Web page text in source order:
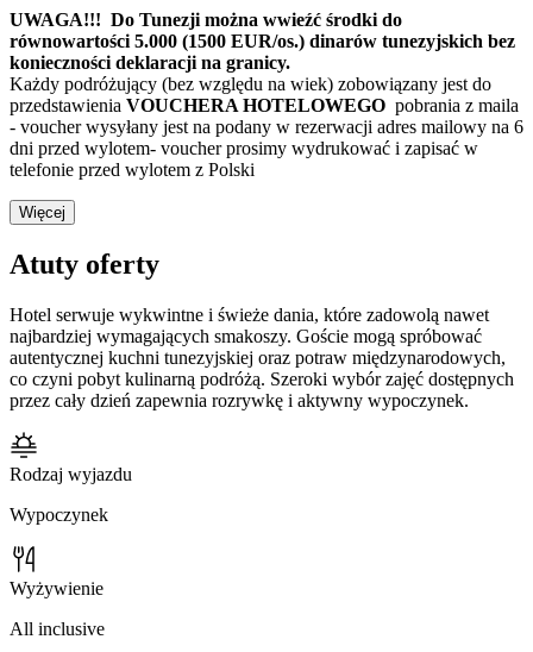
UWAGA!!! Do Tunezji można wwieźć środki do
równowartości 5.000 (1500 EUR/os.) dinarów tunezyjskich bez
konieczności deklaracji na granicy.
Każdy podróżujący (bez względu na wiek) zobowiązany jest do
przedstawienia VOUCHERA HOTELOWEGO pobrania z maila
- voucher wysyłany jest na podany w rezerwacji adres mailowy na 6
dni przed wylotem- voucher prosimy wydrukować i zapisać w
telefonie przed wylotem z Polski
Więcej
Atuty oferty
Hotel serwuje wykwintne i świeże dania, które zadowolą nawet
najbardziej wymagających smakoszy. Goście mogą spróbować
autentycznej kuchni tunezyjskiej oraz potraw międzynarodowych,
co czyni pobyt kulinarną podróżą. Szeroki wybór zajęć dostępnych
przez cały dzień zapewnia rozrywkę i aktywny wypoczynek.
Rodzaj wyjazdu
Wypoczynek
Wyżywienie
All inclusive